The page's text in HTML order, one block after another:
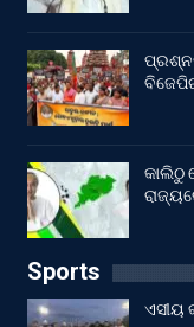
କାଲିଠୁ
Sports
ଏସୀୟ